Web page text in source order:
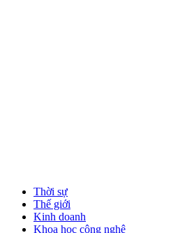
Thời sự
Thế giới
Kinh doanh
Khoa học công nghệ